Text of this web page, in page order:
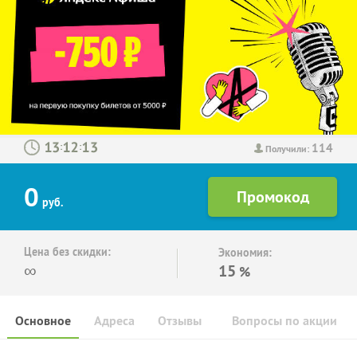
Получили: 114
: :
0 руб.
Цена без скидки:
∞
Экономия:
15 %
Основное Отзывы Вопросы по акции
Адреса